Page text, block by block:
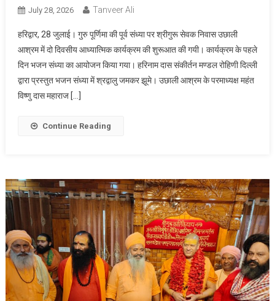
July 28, 2026 Tanveer Ali
हरिद्वार, 28 जुलाई। गुरु पूर्णिमा की पूर्व संध्या पर श्रीगुरू सेवक निवास उछाली
आश्रम में दो दिवसीय आध्यात्मिक कार्यक्रम की शुरूआत की गयी। कार्यक्रम के पहले
दिन भजन संध्या का आयोजन किया गया। हरिनाम दास संकीर्तन मण्डल रोहिणी दिल्ली
द्वारा प्रस्तुत भजन संध्या में श्रद्वालु जमकर झूमे। उछाली आश्रम के परमाध्यक्ष महंत
विष्णु दास महाराज […]
Continue Reading